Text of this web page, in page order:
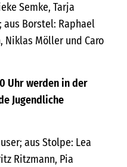
Semke, Tarja
aus Borstel: Raphael
Niklas Möller und Caro
Uhr werden in der
Jugendliche
aus Stolpe: Lea
Ritzmann, Pia